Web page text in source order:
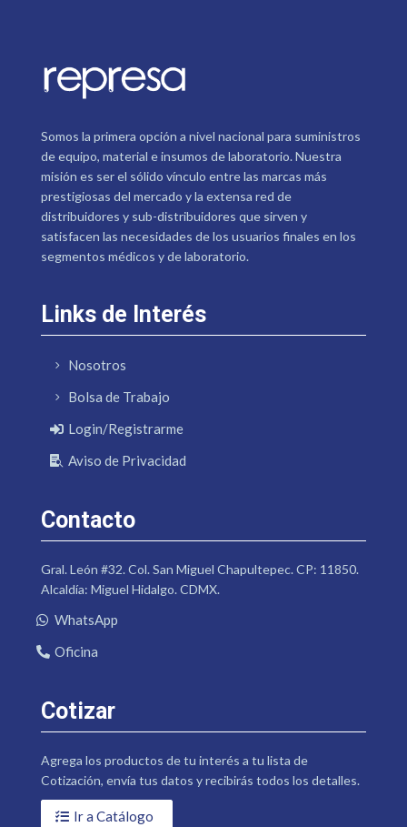
Somos la primera opción a nivel nacional para suministros
de equipo, material e insumos de laboratorio. Nuestra
misión es ser el sólido vínculo entre las marcas más
prestigiosas del mercado y la extensa red de
distribuidores y sub-distribuidores que sirven y
satisfacen las necesidades de los usuarios finales en los
segmentos médicos y de laboratorio.
Links de Interés
Nosotros
Bolsa de Trabajo
Login/Registrarme
Aviso de Privacidad
Contacto
Gral. León #32. Col. San Miguel Chapultepec. CP: 11850.
Alcaldía: Miguel Hidalgo. CDMX.
WhatsApp
Oficina
Cotizar
Agrega los productos de tu interés a tu lista de
Cotización, envía tus datos y recibirás todos los detalles.
Ir a Catálogo